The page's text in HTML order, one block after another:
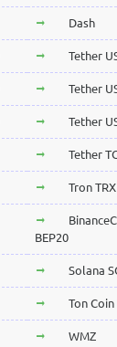
Dash
Tether
Tether
Tether
Tether
Tron TRX
BEP20
Solana
Ton Coin
WMZ